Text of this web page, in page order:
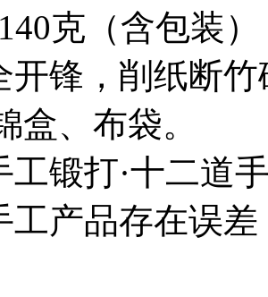
克（含包装）
开锋，削纸断
盒、布袋。
工锻打·十二道
工产品存在误